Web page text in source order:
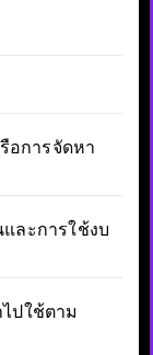
อการจัดหา
ละการใช้งบ
ปใช้ตาม